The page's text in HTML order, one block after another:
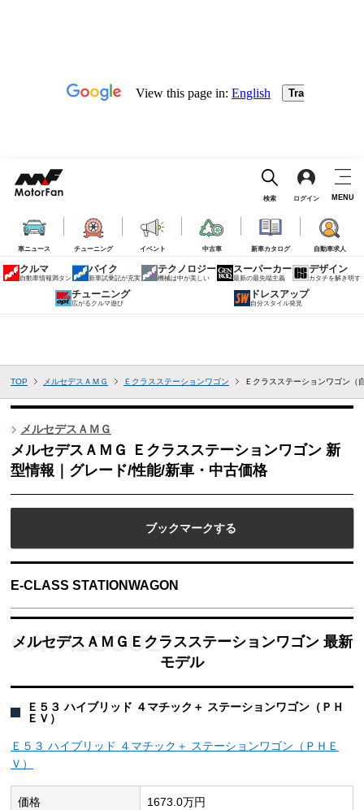
車ニュース チューニング イベント 中古車 新車カタログ 自動車求人
検索 ログイン MENU
クルマ
自動車情報満タン
バイク
新車試乗記が充実
テクノロジー
機械は中が美しい
スーパーカー
最新の最先端主義
デザイン
カタチを解き明す
チューニング
広がるクルマ遊び
ドレスアップ
自分スタイル発見
TOP メルセデスＡＭＧ Ｅクラスステーションワゴン Ｅクラスステーションワゴン（
メルセデスＡＭＧ
メルセデスＡＭＧ Ｅクラスステーションワゴン 新
型情報｜グレード/性能/新車・中古価格
ブックマークする
E-CLASS STATIONWAGON
メルセデスＡＭＧＥクラスステーションワゴン 最新
モデル
Ｅ５３ ハイブリッド ４マチック＋ ステーションワゴン（ＰＨ
ＥＶ）
Ｅ５３ ハイブリッド ４マチック＋ ステーションワゴン（ＰＨＥ
Ｖ）
価格 1673.0万円